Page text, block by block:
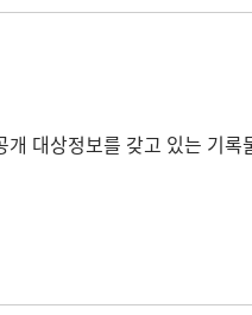
대상정보를 갖고 있는 기